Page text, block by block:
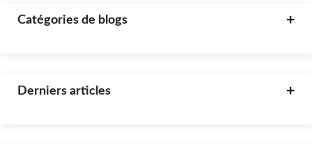
Catégories de blogs
Derniers articles